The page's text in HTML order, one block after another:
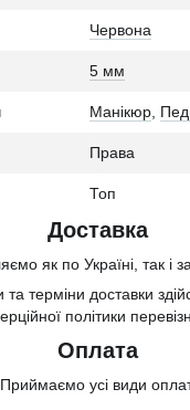
Червона
5 мм
Манікюр
Права
Топ
Доставка
як по Україні, так і
та терміни доставки
політики
Оплата
Приймаємо усі види